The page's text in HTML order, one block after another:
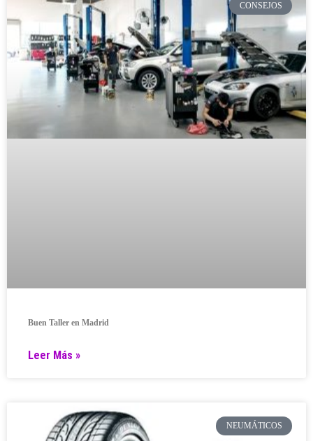
CONSEJOS
Buen Taller en Madrid
Leer Más »
NEUMÁTICOS